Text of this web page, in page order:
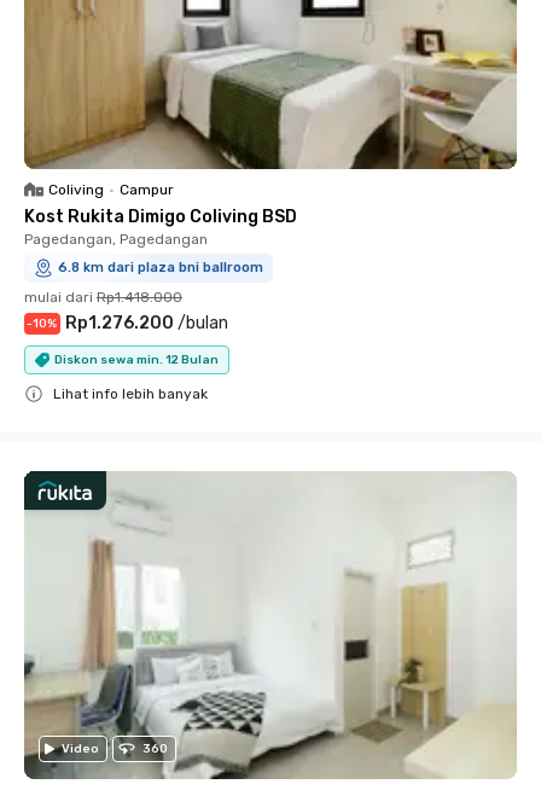
Coliving • Campur
Kost Rukita Dimigo Coliving BSD
Pagedangan, Pagedangan
6.8 km dari plaza bni ballroom
mulai dari Rp1.418.000
-10% Rp1.276.200 /bulan
Diskon sewa min. 12 Bulan
Lihat info lebih banyak
Video 360